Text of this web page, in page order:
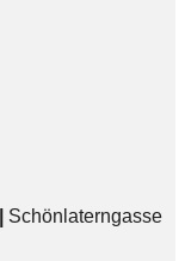
Schönlaterngasse